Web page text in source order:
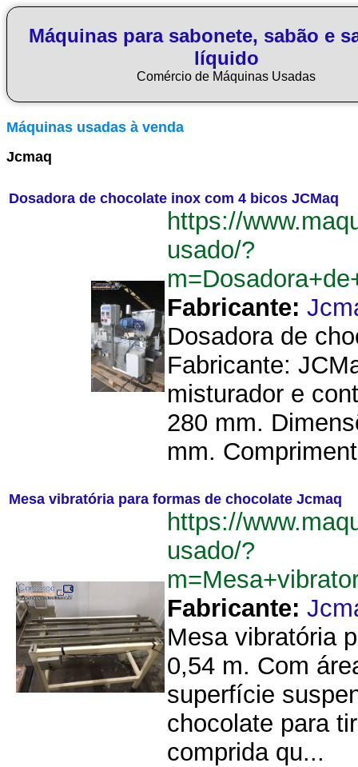
Máquinas para sabonete, sabão e
líquido
Comércio de Máquinas Usadas
Máquinas usadas à venda
Jcmaq
Dosadora de chocolate inox com 4 bicos JCMaq
https://
usado/?
Fabricante:
Dosadora de
Fabricante:
misturador e
280 mm.
mm.
Mesa vibratória para formas de chocolate Jcmaq
https://
usado/?
Fabricante:
Mesa vibratória
0,54 m. Com
superfície
chocolate para
comprida qu...